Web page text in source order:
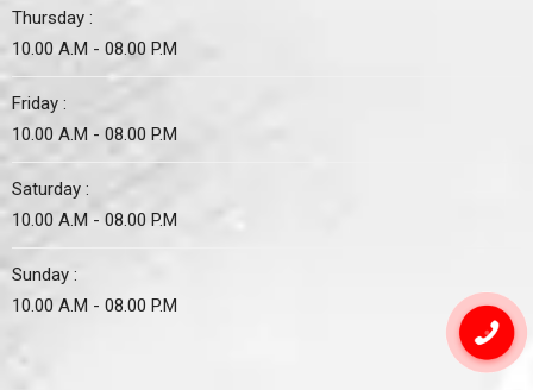
Thursday :
10.00 A.M - 08.00 P.M
Friday :
10.00 A.M - 08.00 P.M
Saturday :
10.00 A.M - 08.00 P.M
Sunday :
10.00 A.M - 08.00 P.M